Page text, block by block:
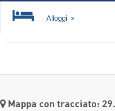
Alloggi
Mappa con tracciato: